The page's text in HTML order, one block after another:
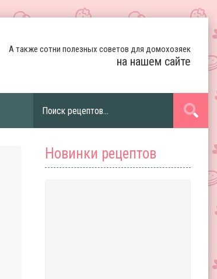
А также сотни полезных советов для домохозяек
на нашем сайте
Новинки рецептов